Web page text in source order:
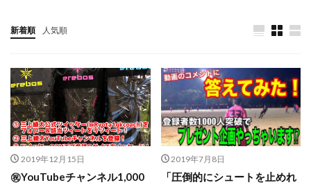
新着順 人気順
2019年12月15日
㊗️YouTubeチャンネル1,000
2019年7月8日
「圧倒的にシュートを止めれ
GKトレーニング
GK専門
GK専門パーソナルトレーニング
GK専門パーソナルトレーニングの第一人者
GK理論
GK練習 GK道具
GRASPIA
hosoccer
iPhone JFA
Jリーグ
Jヴィレッジ
McDavid NIKE
NTC
NTC U-14
Thailand international youth Cup
TJY
Twitter